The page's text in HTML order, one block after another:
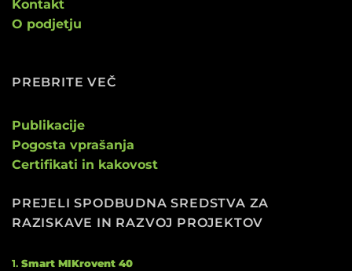
Kontakt
O podjetju
PREBRITE VEČ
Publikacije
Pogosta vprašanja
Certifikati in kakovost
PREJELI SPODBUDNA SREDSTVA ZA
RAZISKAVE IN RAZVOJ PROJEKTOV
1. Smart MIKrovent 40